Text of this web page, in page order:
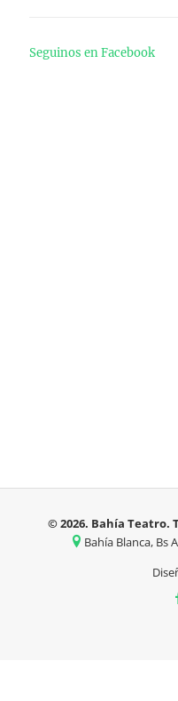
Seguinos en Facebook
© 2026. Bahía Teatro.
Bahía Blanca, Bs